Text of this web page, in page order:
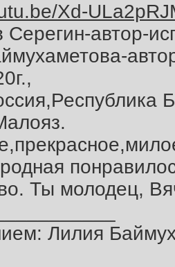
Xd-
Серегин-автор-
Ты молодец,
Лилия